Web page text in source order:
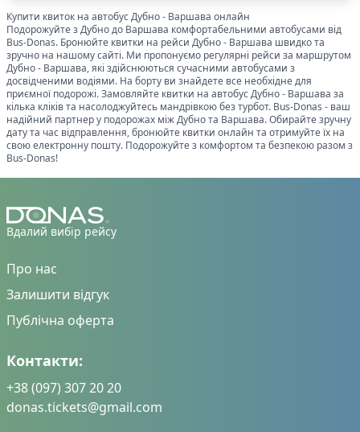
Купити квиток на автобусДубно- Варшава онлайн
Подорожуйте зДубнодо Варшава комфортабельними автобусами від
Bus-Donas. Бронюйте квитки на рейси Дубно- Варшава швидко та
зручно на нашому сайті. Ми пропонуємо регулярні рейси за маршрутом
Дубно- Варшава, які здійснюються сучасними автобусами з
досвідченими водіями. На борту ви знайдете все необхідне для
приємної подорожі. Замовляйте квитки на автобусДубно- Варшава за
кілька кліків та насолоджуйтесь мандрівкою без турбот. Bus-Donas - ваш
надійний партнер у подорожах міжДубнота Варшава. Обирайте зручну
дату та час відправлення, бронюйте квитки онлайн та отримуйте їх на
свою електронну пошту. Подорожуйте з комфортом та безпекою разом з
Bus-Donas!
Вдалий вибір рейсу
Про нас
Залишити відгук
Публічна оферта
Контакти:
+38 (097) 307 20 20
donas.tickets@gmail.com